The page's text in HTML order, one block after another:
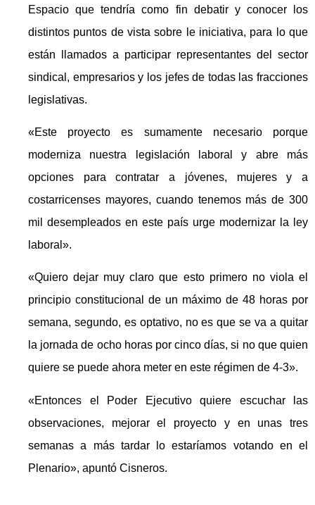
Espacio que tendría como fin debatir y conocer los
distintos puntos de vista sobre le iniciativa, para lo que
están llamados a participar representantes del sector
sindical, empresarios y los jefes de todas las fracciones
legislativas.
«Este proyecto es sumamente necesario porque
moderniza nuestra legislación laboral y abre más
opciones para contratar a jóvenes, mujeres y a
costarricenses mayores, cuando tenemos más de 300
mil desempleados en este país urge modernizar la ley
laboral».
«Quiero dejar muy claro que esto primero no viola el
principio constitucional de un máximo de 48 horas por
semana, segundo, es optativo, no es que se va a quitar
la jornada de ocho horas por cinco días, si no que quien
quiere se puede ahora meter en este régimen de 4-3».
«Entonces el Poder Ejecutivo quiere escuchar las
observaciones, mejorar el proyecto y en unas tres
semanas a más tardar lo estaríamos votando en el
Plenario», apuntó Cisneros.